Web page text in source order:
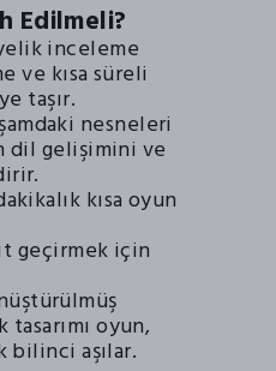
Edilmeli?
inceleme
ve kısa süreli
taşır.
nesneleri
dil gelişimini ve
kısa oyun
geçirmek için
oyun,
bilinci aşılar.